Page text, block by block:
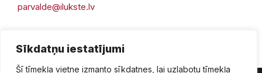
Sīkdatņu iestatījumi
Šī tīmekļa vietne izmanto sīkdatnes, lai uzlabotu tīmekļa
parvalde@ilukste.lv